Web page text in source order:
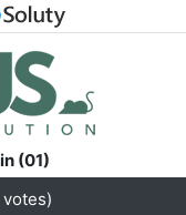
(01)
votes)